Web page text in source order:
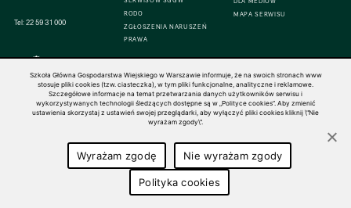
Tel:22 59 31 000
RODO
ZGŁOSZENIA NARUSZEŃ
PRAWA
MAPA SERWISU
© 1816–2026 SGGW — ALL RIGHTS RESERVED
Szkoła Główna Gospodarstwa Wiejskiego w Warszawie informuje, że na swoich stronach www
stosuje pliki cookies (tzw. ciasteczka), w tym pliki funkcjonalne, analityczne i reklamowe.
Szczegółowe informacje na temat przetwarzania danych użytkowników serwisu i
wykorzystywanych technologii śledzących dostępne są w „Polityce cookies”. Aby zmienić
ustawienia skorzystaj z ustawień swojej przeglądarki, aby wyłączyć pliki cookies kliknij \"Nie
wyrażam zgody\".
Wyrażam zgodę Nie wyrażam zgody
Polityka cookies